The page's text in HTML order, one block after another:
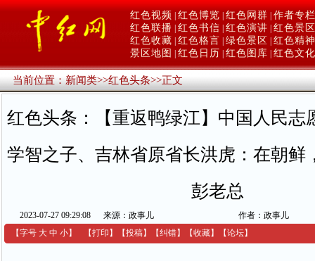
红色视频 红色博览 红色网群 作者专栏
红色联播 红色书信 红色演讲 红色景区
红色收藏 红色格言 绿色景区
红色精神
景区地图
红色日历 红色图库 红色文化
当前位置：新闻类>>红色头条>>正文
红色头条：【重返鸭绿江】中国人民志
学智之子、吉林省原省长洪虎：在朝鲜
彭老总
2023-07-27 09:29:08 来源：政事儿
作者：政事儿
【字号 大 中 小】 【打印 】 【投稿】 【纠错】 【收藏】 【论坛】